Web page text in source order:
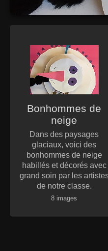
Bonhommes de
neige
Dans des paysages
glaciaux, voici des
bonhommes de neige
habillés et décorés avec
grand soin par les
de notre classe.
8 images